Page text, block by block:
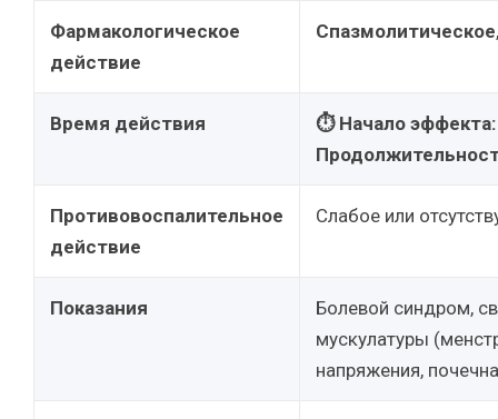
Фармакологическое
действие
Спазмолитическое
Время действия ⏱ Начало эффекта:
Противовоспалительное
действие
Слабое или
Показания
Болевой синдром,
мускулатуры
напряжения,